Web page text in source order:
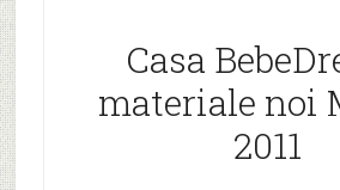
Casa
materiale noi
2011